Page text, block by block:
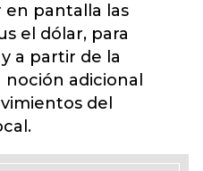
en pantalla las
el dólar, para
a partir de la
adicional
del